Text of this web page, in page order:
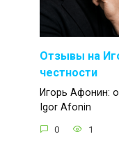
Отзывы на
честности
Игорь Афонин:
Igor Afonin
0 1